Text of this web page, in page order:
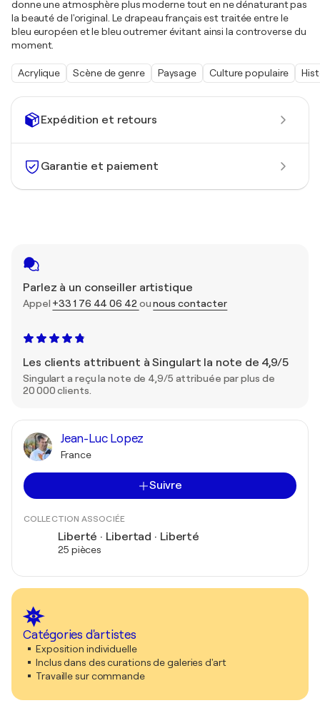
Expédition et retours
Garantie et paiement
Parlez à un conseiller artistique
Appel +33 1 76 44 06 42ounous contacter
Les clients attribuent à Singulart la note de 4,9/5
Singulart a reçu la note de 4,9/5 attribuée par plus de
20 000 clients.
Jean-Luc Lopez
France
Suivre
COLLECTION ASSOCIÉE
Liberté · Libertad · Liberté
25 pièces
Catégories d'artistes
Exposition individuelle
Inclus dans des curations de galeries d'art
Travaille sur commande
donne une atmosphère plus moderne tout en ne dénaturant pas
la beauté de l'original. Le drapeau français est traitée entre le
bleu européen et le bleu outremer évitant ainsi la controverse du
moment.
Acrylique Scène de genre Paysage Culture populaire